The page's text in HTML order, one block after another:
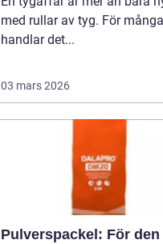
med rullar av tyg. För många
handlar det...
03 mars 2026
Pulverspackel: För den